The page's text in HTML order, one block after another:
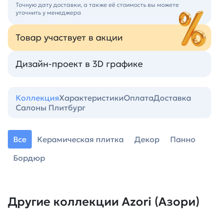
Точную дату доставки, а также её стоимость вы можете
уточнить у менеджера
Товар участвует в акции
Дизайн-проект в 3D графике
КоллекцияХарактеристикиОплатаДоставка
Салоны Плитбург
Все Керамическая плитка Декор
Панно
Бордюр
Другие коллекции Azori (Азори)